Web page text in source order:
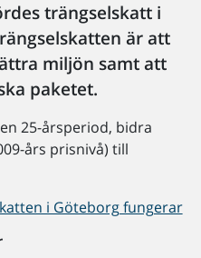
trängselskatt i
är att
miljön samt att
paketet.
25-årsperiod, bidra
års prisnivå) till
i Göteborg fungerar